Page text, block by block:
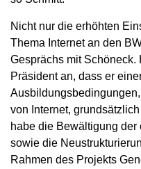
Nicht nur die erhöhten
Thema Internet an den
Gesprächs mit Schöneck.
Präsident an, dass er
von Internet,
habe die Bewältigung
sowie die
Rahmen des Projekts